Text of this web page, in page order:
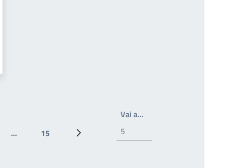
…
Ultima pagina
15
Prossima pagina
Vai a…